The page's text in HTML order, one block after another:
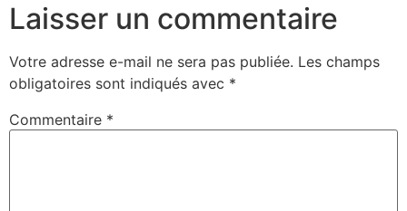
Laisser un commentaire
Votre adresse e-mail ne sera pas publiée. Les champs
obligatoires sont indiqués avec *
Commentaire *